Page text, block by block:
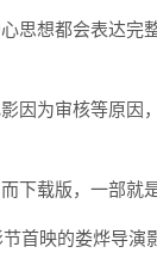
思想都会表达完
因为审核等原因
下载版，一部就
首映的娄烨导演